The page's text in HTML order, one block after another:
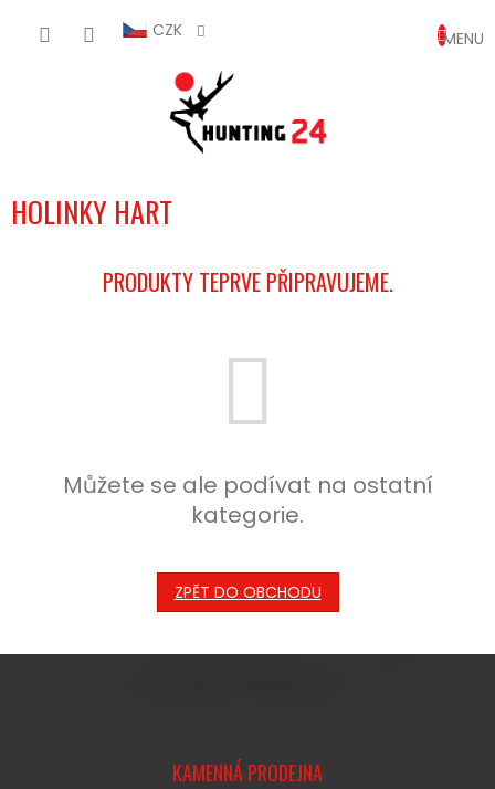
CZK
KOŠÍK
HOLINKY HART
PRODUKTY TEPRVE PŘIPRAVUJEME.
Můžete se ale podívat na ostatní
kategorie.
ZPĚT DO OBCHODU
KAMENNÁ PRODEJNA